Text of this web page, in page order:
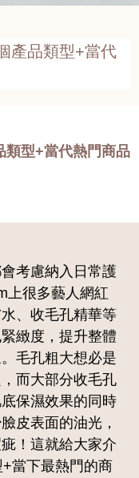
產品類型+當代
類型+當代熱門商品
考慮納入日常護
上很多藝人網紅
、收毛孔精華等
緻度，提升整體
毛孔粗大想必是
而大部分收毛孔
保濕效果的同時
皮表面的油光，
！這就給大家介
當下最熱門的商